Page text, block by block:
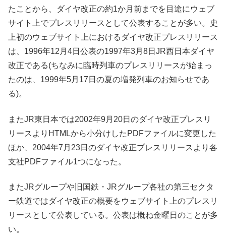
たことから、ダイヤ改正の約1か月前までを目途にウェブ
サイト上でプレスリリースとして公表することが多い。史
上初のウェブサイト上におけるダイヤ改正プレスリリース
は、1996年12月4日公表の1997年3月8日JR西日本ダイヤ
改正である(ちなみに臨時列車のプレスリリースが始まっ
たのは、1999年5月17日の夏の増発列車のお知らせであ
る)。
またJR東日本では2002年9月20日のダイヤ改正プレスリ
リースよりHTMLから小分けしたPDFファイルに変更した
ほか、2004年7月23日のダイヤ改正プレスリリースより各
支社PDFファイル1つになった。
またJRグループや旧国鉄・JRグループ各社の第三セクタ
ー鉄道ではダイヤ改正の概要をウェブサイト上のプレスリ
リースとして公表している。公表は概ね金曜日のことが多
い。